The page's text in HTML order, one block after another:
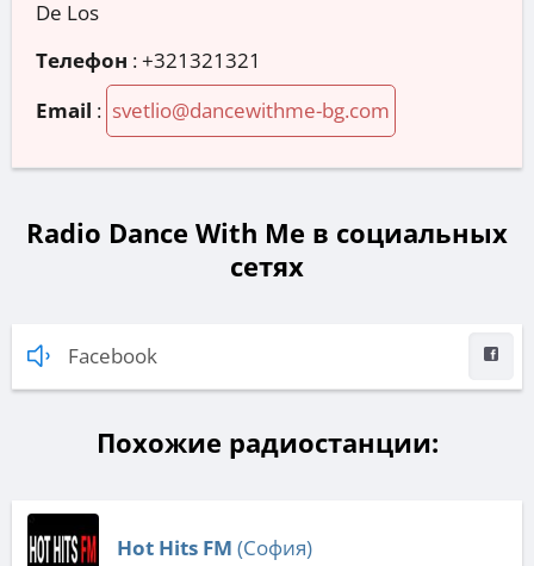
De Los
Телефон :+321321321
Email : svetlio@dancewithme-bg.com
Radio Dance With Me в социальных
сетях
Facebook
Похожие радиостанции:
Hot Hits FM (София)